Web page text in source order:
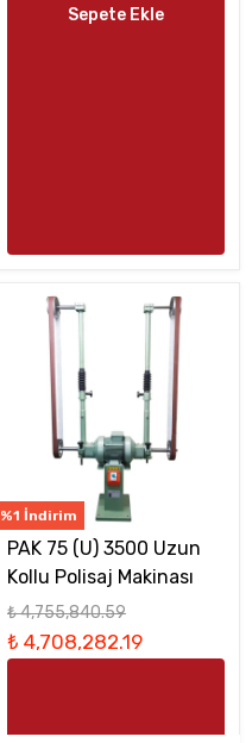
Sepete Ekle
%1 İndirim
PAK 75 (U) 3500 Uzun
Kollu Polisaj Makinası
₺ 4,755,840.59
₺ 4,708,282.19